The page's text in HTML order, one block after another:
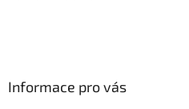
Informace pro vás